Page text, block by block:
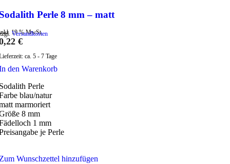
Perle 8 mm – matt
19 % MwSt.
Versandkosten
€
ca. 5 - 7 Tage
den Warenkorb
Perle
blau/natur
marmoriert
8 mm
1 mm
je Perle
Wunschzettel hinzufügen